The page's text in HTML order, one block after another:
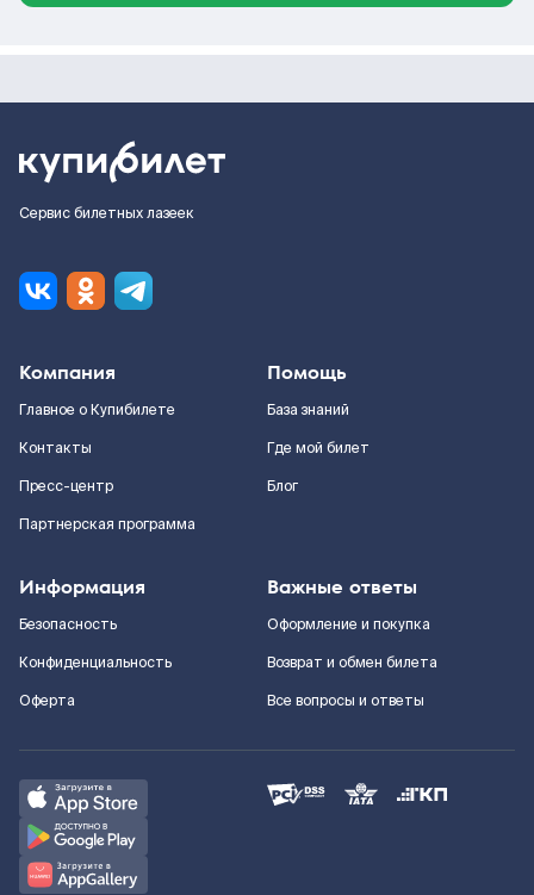
Сервис билетных лазеек
Компания
Главное о Купибилете
Контакты
Пресс-центр
Партнерская программа
Помощь
База знаний
Где мой билет
Блог
Информация
Безопасность
Конфиденциальность
Оферта
Важные ответы
Оформление и покупка
Возврат и обмен билета
Все вопросы и ответы